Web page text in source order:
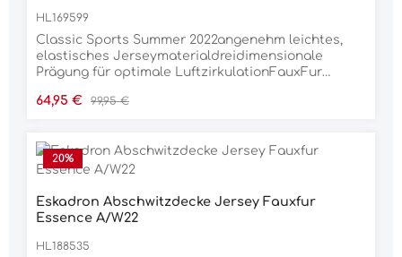
HL169599
Classic Sports Summer 2022angenehm leichtes,
elastisches Jerseymaterialdreidimensionale
Prägung für optimale LuftzirkulationFauxFur
Metallic-SchriftzugLurex-Kordel auf breiter Glossy-
Kreuzbegurtungintegrierter
SchweifriemenMaterial:95 % Polyester, 5 %
Verkaufspreis:
64,95 € Regulärer Preis:
99,95 €
20%
Eskadron Abschwitzdecke Jersey Fauxfur
Essence A/W22
HL188535